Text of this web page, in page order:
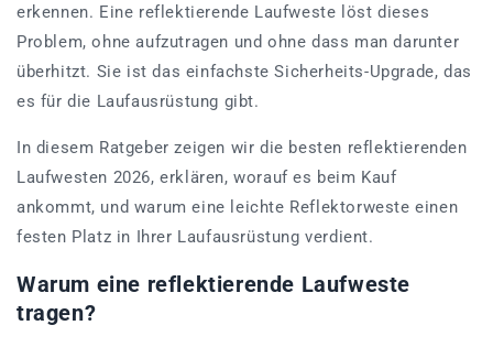
erkennen. Eine reflektierende Laufweste löst dieses
Problem, ohne aufzutragen und ohne dass man darunter
überhitzt. Sie ist das einfachste Sicherheits-Upgrade, das
es für die Laufausrüstung gibt.
In diesem Ratgeber zeigen wir die besten reflektierenden
Laufwesten 2026, erklären, worauf es beim Kauf
ankommt, und warum eine leichte Reflektorweste einen
festen Platz in Ihrer Laufausrüstung verdient.
Warum eine reflektierende Laufweste
tragen?